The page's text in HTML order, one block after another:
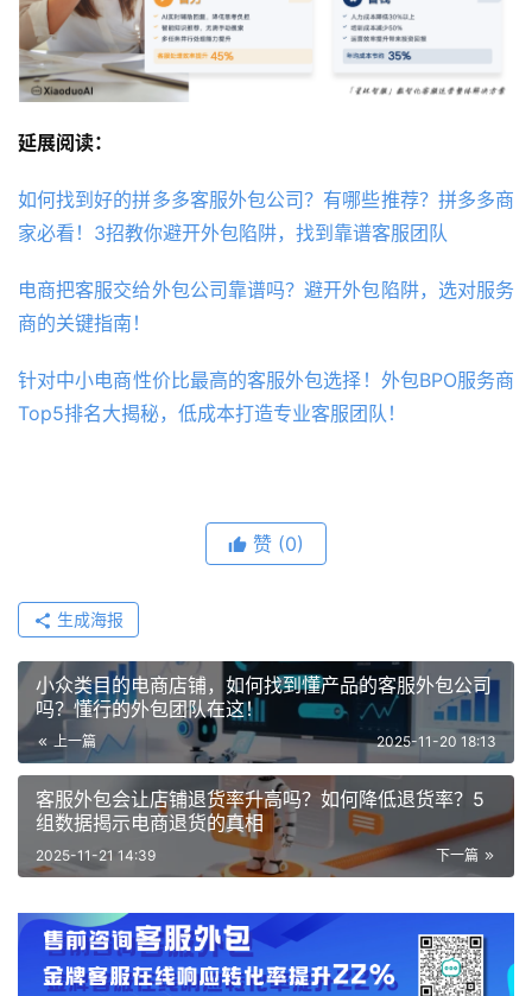
延展阅读：
如何找到好的拼多多客服外包公司？有哪些推荐？拼多多商
家必看！3招教你避开外包陷阱，找到靠谱客服团队
电商把客服交给外包公司靠谱吗？避开外包陷阱，选对服务
商的关键指南！
针对中小电商性价比最高的客服外包选择！外包BPO服务商
Top5排名大揭秘，低成本打造专业客服团队！
赞 (0)
生成海报
小众类目的电商店铺，如何找到懂产品的客服外包公司
吗？懂行的外包团队在这！
上一篇 2025-11-20 18:13
客服外包会让店铺退货率升高吗？如何降低退货率？5
组数据揭示电商退货的真相
下一篇
2025-11-21 14:39